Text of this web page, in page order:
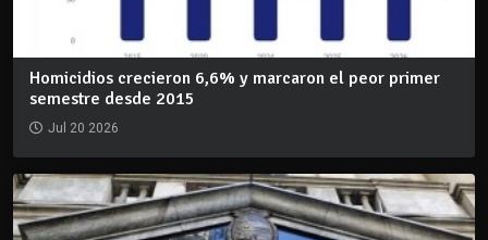
Homicidios crecieron 6,6% y marcaron el peor primer
semestre desde 2015
Jul 20 2026